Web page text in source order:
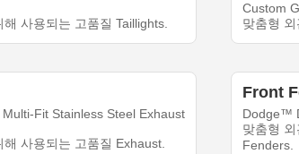
사용되는 고품질 Taillights.
Custom
맞춤형
Fit Stainless Steel Exhaust
사용되는 고품질 Exhaust.
Front
Dodge™
맞춤형
Fenders.